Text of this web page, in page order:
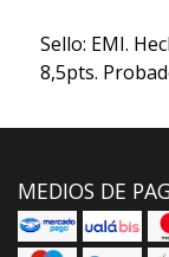
Sello: EMI.
8,5pts.
MEDIOS DE